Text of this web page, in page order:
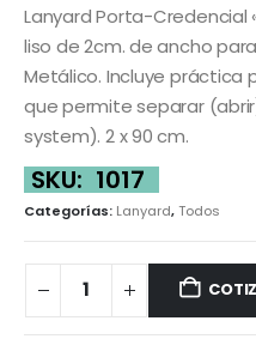
Lanyard Porta-Credencial
liso de 2cm. de ancho
Metálico. Incluye práctica
que permite separar
system). 2 x 90 cm.
SKU: 1017
Categorías: Lanyard,Todos